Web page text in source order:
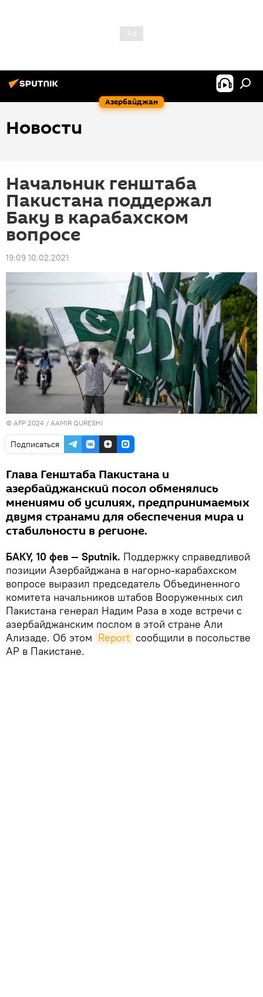
Азербайджан
Новости
Начальник генштаба
Пакистана поддержал
Баку в карабахском
вопросе
19:09 10.02.2021
© AFP 2024 / AAMIR QURESHI
Подписаться
Глава Генштаба Пакистана и
азербайджанский посол обменялись
мнениями об усилиях, предпринимаемых
двумя странами для обеспечения мира и
стабильности в регионе.
БАКУ, 10 фев — Sputnik. Поддержку справедливой
позиции Азербайджана в нагорно-карабахском
вопросе выразил председатель Объединенного
комитета начальников штабов Вооруженных сил
Пакистана генерал Надим Раза в ходе встречи с
азербайджанским послом в этой стране Али
Ализаде. Об этом Report сообщили в посольстве
АР в Пакистане.